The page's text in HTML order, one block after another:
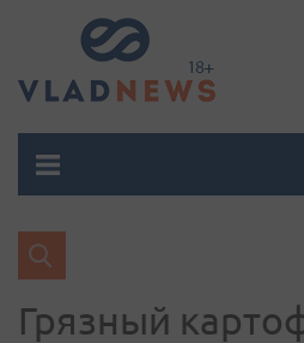
Грязный